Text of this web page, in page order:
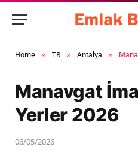
Home » TR » Antalya »
Manavgat
Yerler 2026
06/05/2026